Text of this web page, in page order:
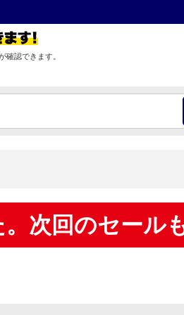
確認できます。
次回のセール